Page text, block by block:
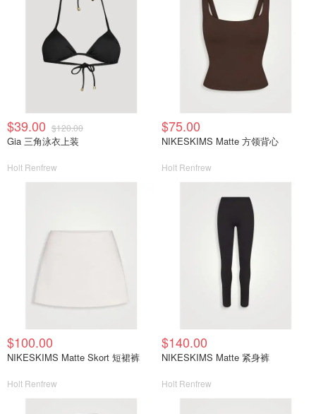
$39.00 $120.00
Gia 三角泳衣上装
Holt Renfrew
$75.00
NIKESKIMS Matte 方领背心
Holt Renfrew
$100.00
NIKESKIMS Matte Skort 短裙裤
Holt Renfrew
$140.00
NIKESKIMS Matte 紧身裤
Holt Renfrew